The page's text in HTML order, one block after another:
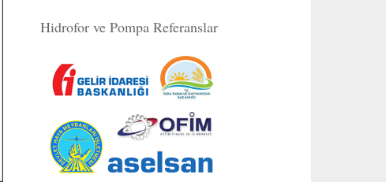
Hidrofor ve Pompa Referanslar